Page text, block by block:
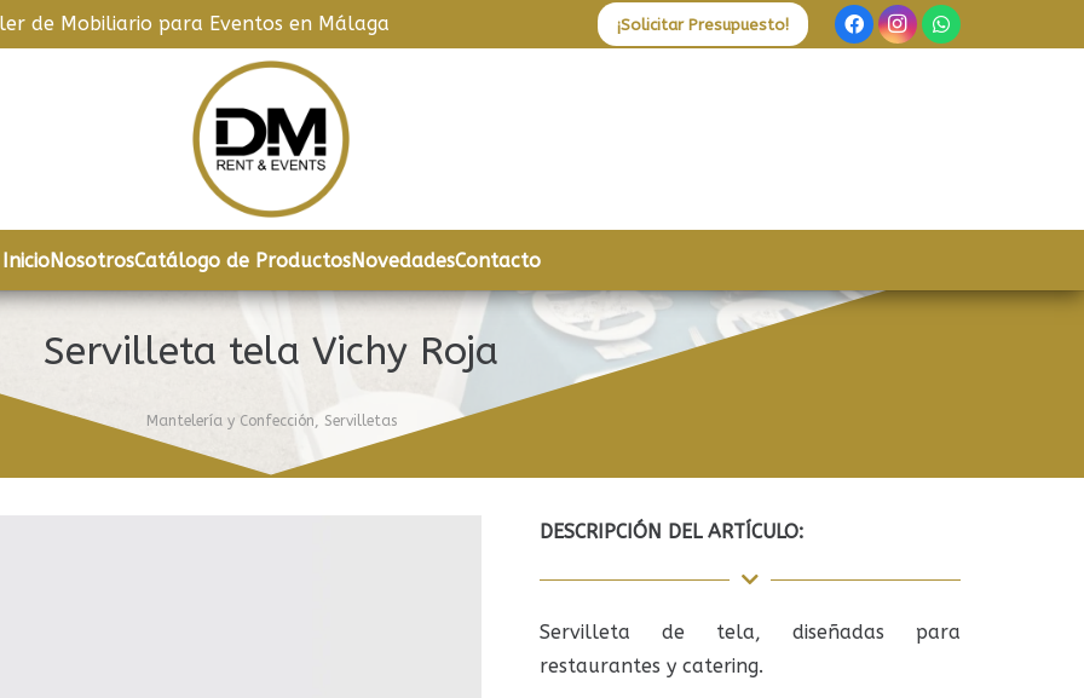
de Mobiliario para Eventos en Málaga ¡Solicitar Presupuesto!
InicioNosotrosCatálogo de ProductosNovedadesContacto
Servilleta tela Vichy Roja
Mantelería y Confección, Servilletas
DESCRIPCIÓN DEL ARTÍCULO:
Servilleta de tela, diseñadas para
restaurantes y catering.